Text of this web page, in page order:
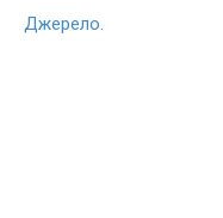
Джерело.